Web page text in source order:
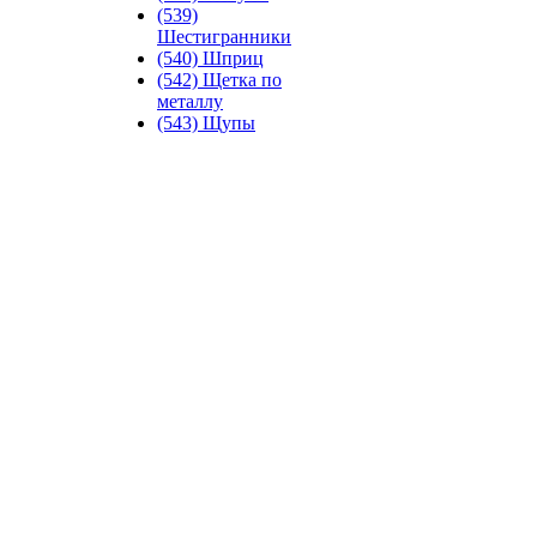
(539)
Шестигранники
(540) Шприц
(542) Щетка по
металлу
(543) Щупы